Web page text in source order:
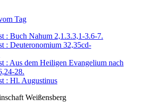
Tag
: Buch Nahum 2,1.3.3,1-3.6-7.
: Deuteronomium 32,35cd-
: Aus dem Heiligen Evangelium nach
28.
: Hl. Augustinus
Weißensberg